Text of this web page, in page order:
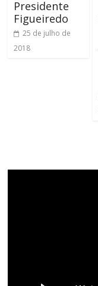
Presidente
Figueiredo
25 de julho de
2018